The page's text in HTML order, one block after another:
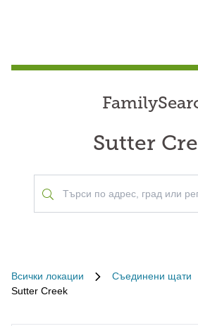
Sutter
Всички локации Съединени щати
Sutter Creek